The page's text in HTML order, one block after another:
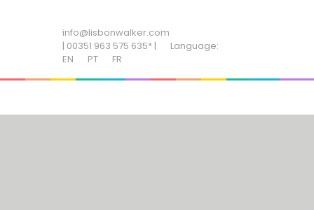
info@lisbonwalker.com
| 00351 963 575 635* |
Language:
EN
PT FR